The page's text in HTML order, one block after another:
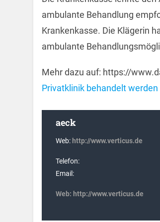
ambulante Behandlung
Krankenkasse. Die Klägerin
ambulante
Mehr dazu auf: https://
Privatklinik behandelt werden
aeck
Web:http://www.verticus.de
Telefon:
Email:
Web: http://www.verticus.de